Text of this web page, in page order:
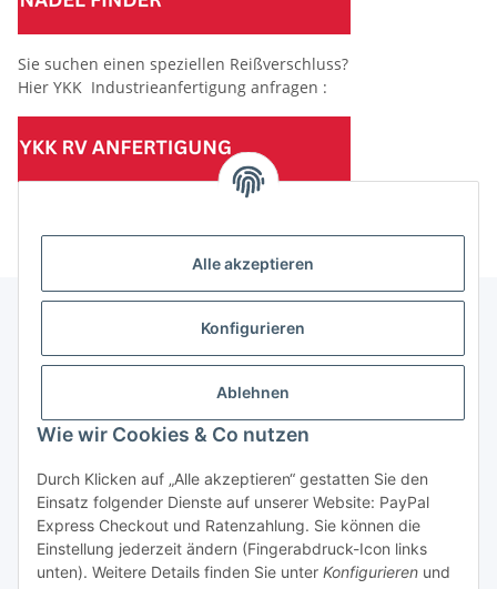
Alle akzeptieren
Konfigurieren
Ablehnen
Wie wir Cookies & Co nutzen
Durch Klicken auf „Alle akzeptieren“ gestatten Sie den
Einsatz folgender Dienste auf unserer Website: PayPal
Express Checkout und Ratenzahlung. Sie können die
Einstellung jederzeit ändern (Fingerabdruck-Icon links
unten). Weitere Details finden Sie unter Konfigurieren und
Sie suchen einen speziellen Reißverschluss?
Hier YKK Industrieanfertigung anfragen :
(Mindesttabnahmemenge 10 Stück je Länge und Farbe)
Informationen
Gesetzliche Informationen
Vertrag widerrufen